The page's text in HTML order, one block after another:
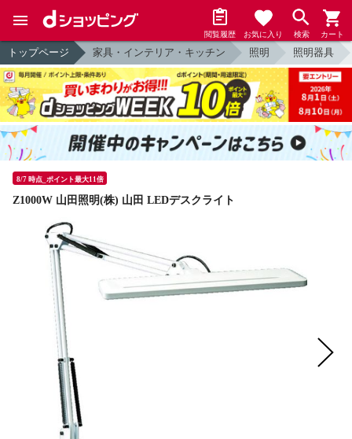
閲覧履歴 お気に入り 検索 カート
トップページ 家具・インテリア・キッチン 照明 照明器具
8/7 時点_ポイント最大11倍
Z1000W 山田照明(株) 山田 LEDデスクライト